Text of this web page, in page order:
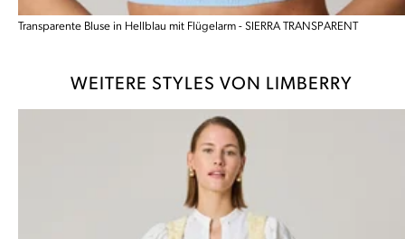
Transparente Bluse in Hellblau mit Flügelarm - SIERRA TRANSPARENT
WEITERE STYLES VON LIMBERRY